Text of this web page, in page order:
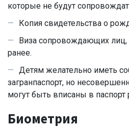
которые не будут
Копия свидетельства о
Виза сопровождающих лиц,
ранее.
Детям желательно иметь
загранпаспорт, но
могут быть вписаны в паспорт
Биометрия